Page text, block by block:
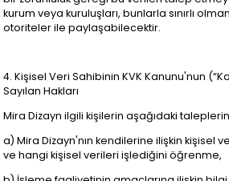
kurum veya kuruluşları, bunlarla sınırlı
otoriteler ile paylaşabilecektir.
4. Kişisel Veri Sahibinin KVK Kanunu'nun
Sayılan Hakları
Mira Dizayn ilgili kişilerin aşağıdaki
a) Mira Dizayn'nın kendilerine ilişkin kişisel
ve hangi kişisel verileri işlediğini öğrenme,